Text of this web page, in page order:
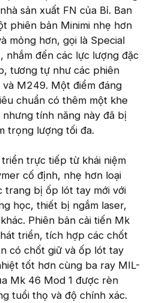
sản xuất FN của Bỉ. Ban
phiên bản Minimi nhẹ hơn
mỏng hơn, gọi là Special
nhắm đến các lực lượng đặc
tương tự như các phiên
M249. Một điểm đáng
chuẩn có thêm một khe
tính năng này đã bị
trọng lượng tối đa.
trực tiếp từ khái niệm
cố định, nhẹ hơn loại
trang bị ốp lót tay mới với
học, thiết bị ngắm laser,
Phiên bản cải tiến Mk
triển, tích hợp các chốt
có chốt giữ và ốp lót tay
tốt hơn cùng ba ray MIL-
Mk 46 Mod 1 được rèn
tuổi thọ và độ chính xác.